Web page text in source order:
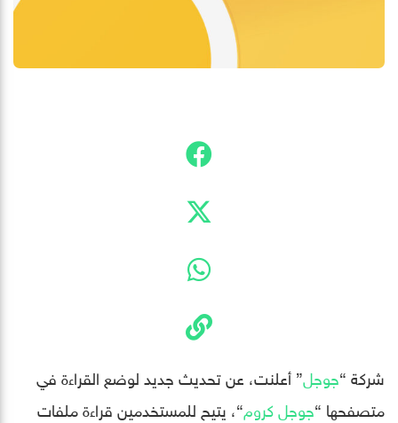
شركة “جوجل” أعلنت، عن تحديث جديد لوضع القراءة في
متصفحها “جوجل كروم“، يتيح للمستخدمين قراءة ملفات